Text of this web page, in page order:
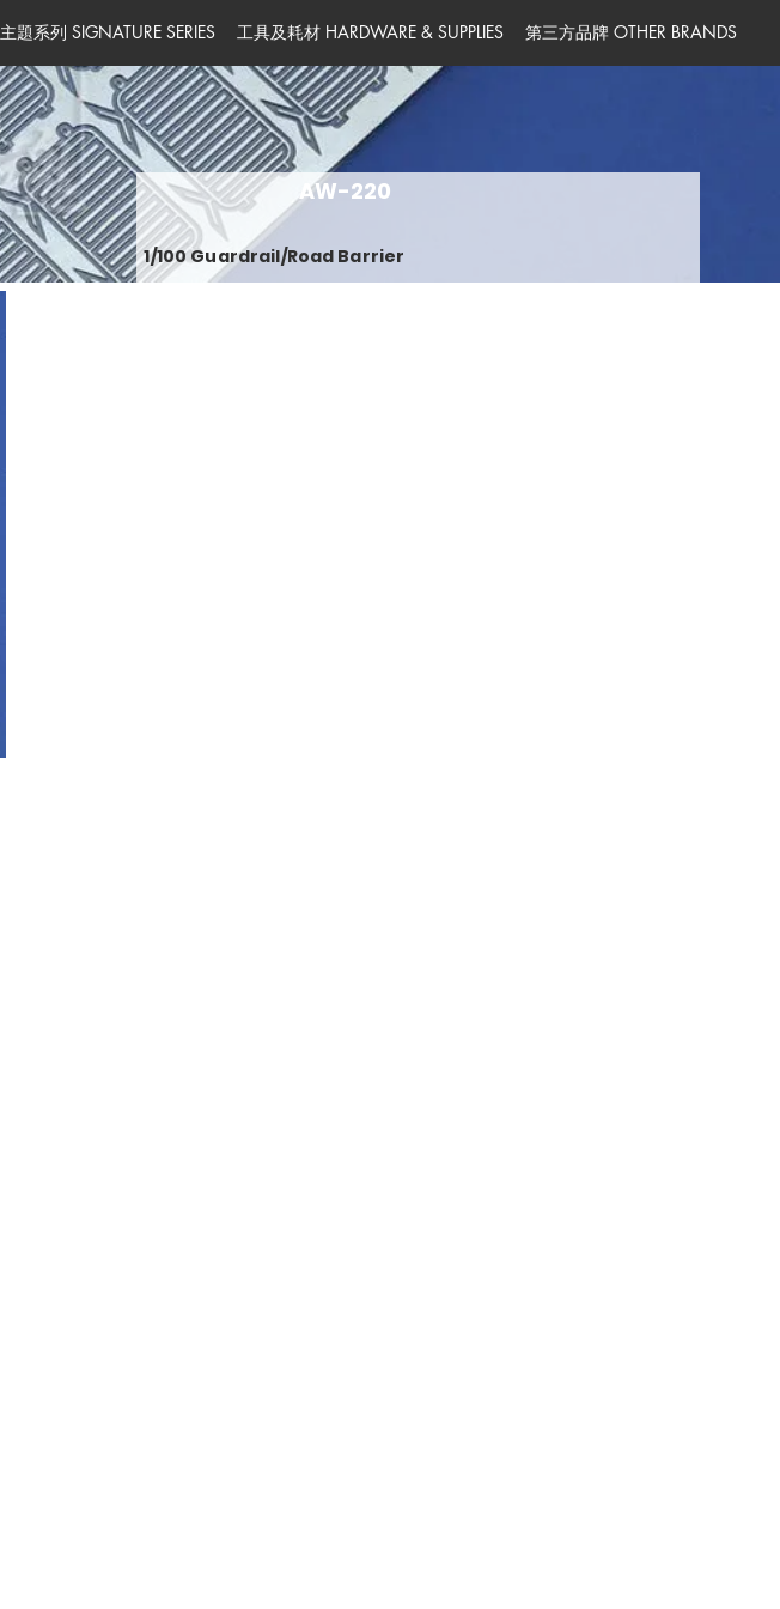
主題系列 SIGNATURE SERIES 工具及耗材 HARDWARE & SUPPLIES 第三方品牌 OTHER BRANDS
AW-220
1/100 Guardrail/Road Barrier